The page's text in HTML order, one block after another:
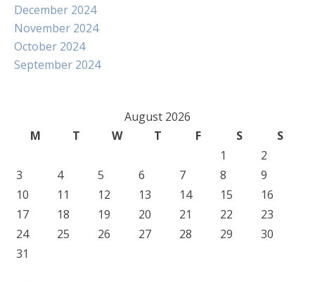
December 2024
November 2024
October 2024
September 2024
August 2026
M
T W T F S
S
1
2
3
4 5 6 7 8
9
10
11 12 13 14 15
16
17
18 19 20 21 22
23
24
25 26 27 28 29
30
31